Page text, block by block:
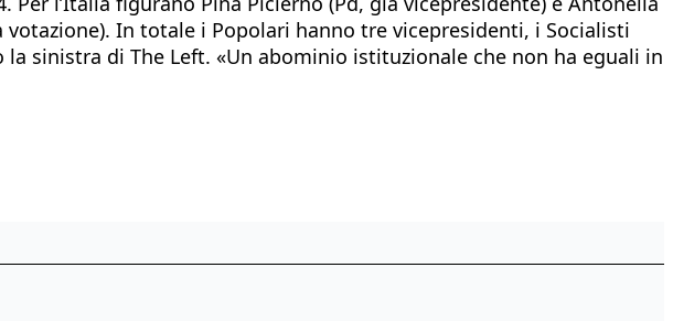
In totale i Popolari hanno tre vicepresidenti, i Socialisti
sinistra di The Left. «Un abominio istituzionale che non ha eguali in